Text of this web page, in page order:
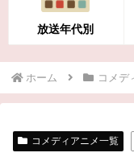
放送年代別
ホーム コメデ
コメディアニメ一覧